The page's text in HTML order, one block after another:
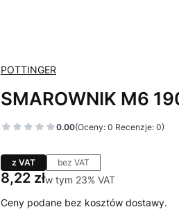
POTTINGER
SMAROWNIK M6
0.00(Oceny: 0 Recenzje: 0)
z VAT bez VAT
Cena
8,22 złw tym 23% VAT
w tym 23% VAT
Ceny podane bez kosztów dostawy.